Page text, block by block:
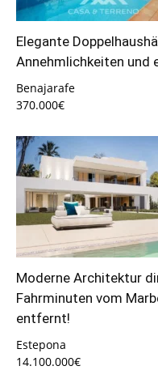
Elegante
Annehmlichkeiten und
Benajarafe
370.000€
Moderne Architektur
Fahrminuten vom
entfernt!
Estepona
14.100.000€